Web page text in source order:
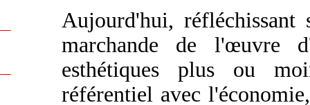
Aujourd'hui,
marchande de l'œuvre
esthétiques plus ou
référentiel avec